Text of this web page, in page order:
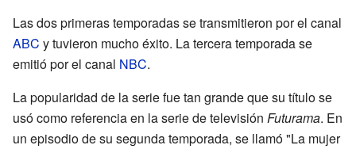
Las dos primeras temporadas se transmitieron por el canal
ABC y tuvieron mucho éxito. La tercera temporada se
emitió por el canal NBC.
La popularidad de la serie fue tan grande que su título se
usó como referencia en la serie de televisión Futurama. En
un episodio de su segunda temporada, se llamó "La mujer